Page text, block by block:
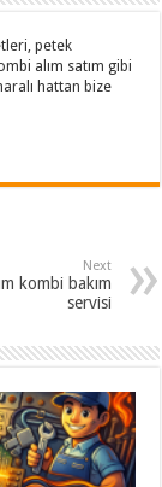
petek
alım satım gibi
hattan bize
Next
kombi bakım
servisi